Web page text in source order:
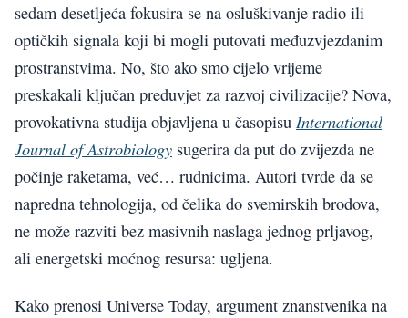
sedam desetljeća fokusira se na osluškivanje radio ili
optičkih signala koji bi mogli putovati međuzvjezdanim
prostranstvima. No, što ako smo cijelo vrijeme
preskakali ključan preduvjet za razvoj civilizacije? Nova,
provokativna studija objavljena u časopisu International
Journal of Astrobiology sugerira da put do zvijezda ne
počinje raketama, već… rudnicima. Autori tvrde da se
napredna tehnologija, od čelika do svemirskih brodova,
ne može razviti bez masivnih naslaga jednog prljavog,
ali energetski moćnog resursa: ugljena.
Kako prenosi Universe Today, argument znanstvenika na